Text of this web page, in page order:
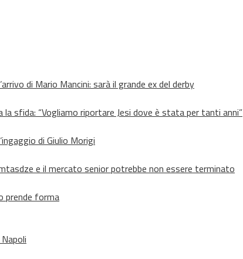
di Mario Mancini: sarà il grande ex del derby
sfida: “Vogliamo riportare Jesi dove è stata per tanti anni”
di Giulio Morigi
e il mercato senior potrebbe non essere terminato
prende forma